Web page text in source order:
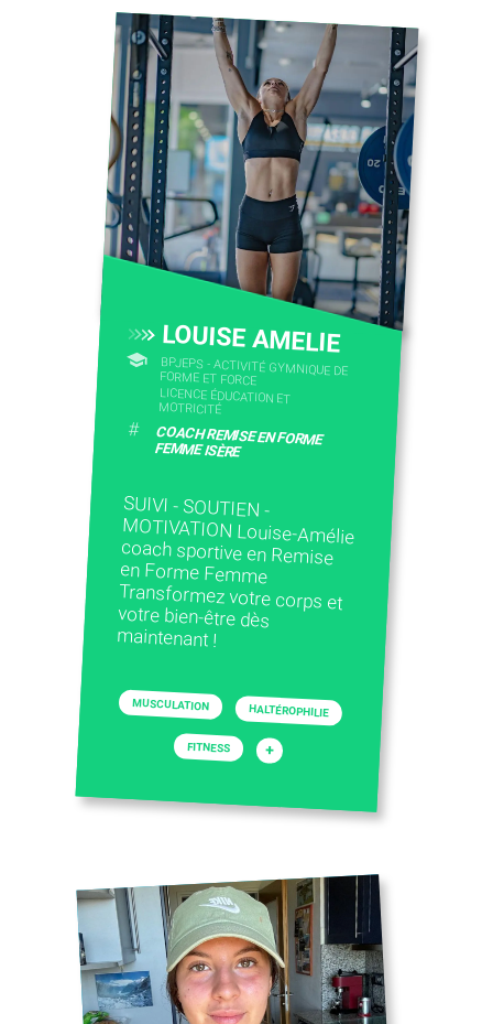
LOUISE AMELIE
BPJEPS - ACTIVITÉ GYMNIQUE DE
FORME ET FORCE
LICENCE ÉDUCATION ET
MOTRICITÉ
# COACH REMISE EN FORME
FEMME ISÈRE
SUIVI - SOUTIEN -
MOTIVATION Louise-Amélie
coach sportive en Remise
en Forme Femme
Transformez votre corps et
votre bien-être dès
maintenant !
MUSCULATION HALTÉROPHILIE
FITNESS +